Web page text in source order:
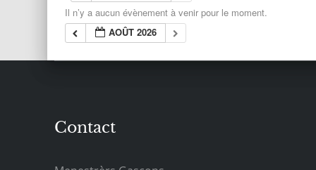
Il n’y a aucun évènement à venir pour le moment.
AOÛT 2026
Contact